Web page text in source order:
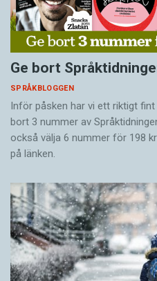
Ge bort
SPRÅKBLOGGEN
Inför påsken har vi ett riktigt
bort 3 nummer av
också välja 6 nummer för 198
på länken.